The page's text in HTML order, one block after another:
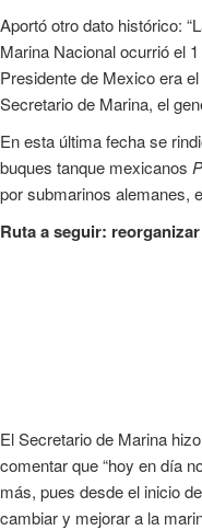
Aportó otro dato histórico:
Marina Nacional ocurrió el
Presidente de Mexico era
Secretario de Marina, el
En esta última fecha se
buques tanque mexicanos
por submarinos alemanes,
Ruta a seguir:
El Secretario de Marina
comentar que “hoy en día
más, pues desde el inicio
cambiar y mejorar a la